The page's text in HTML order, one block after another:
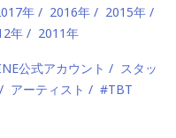
年 2016年
2015年
年 2011年
公式アカウント
スタッ
アーティスト #TBT